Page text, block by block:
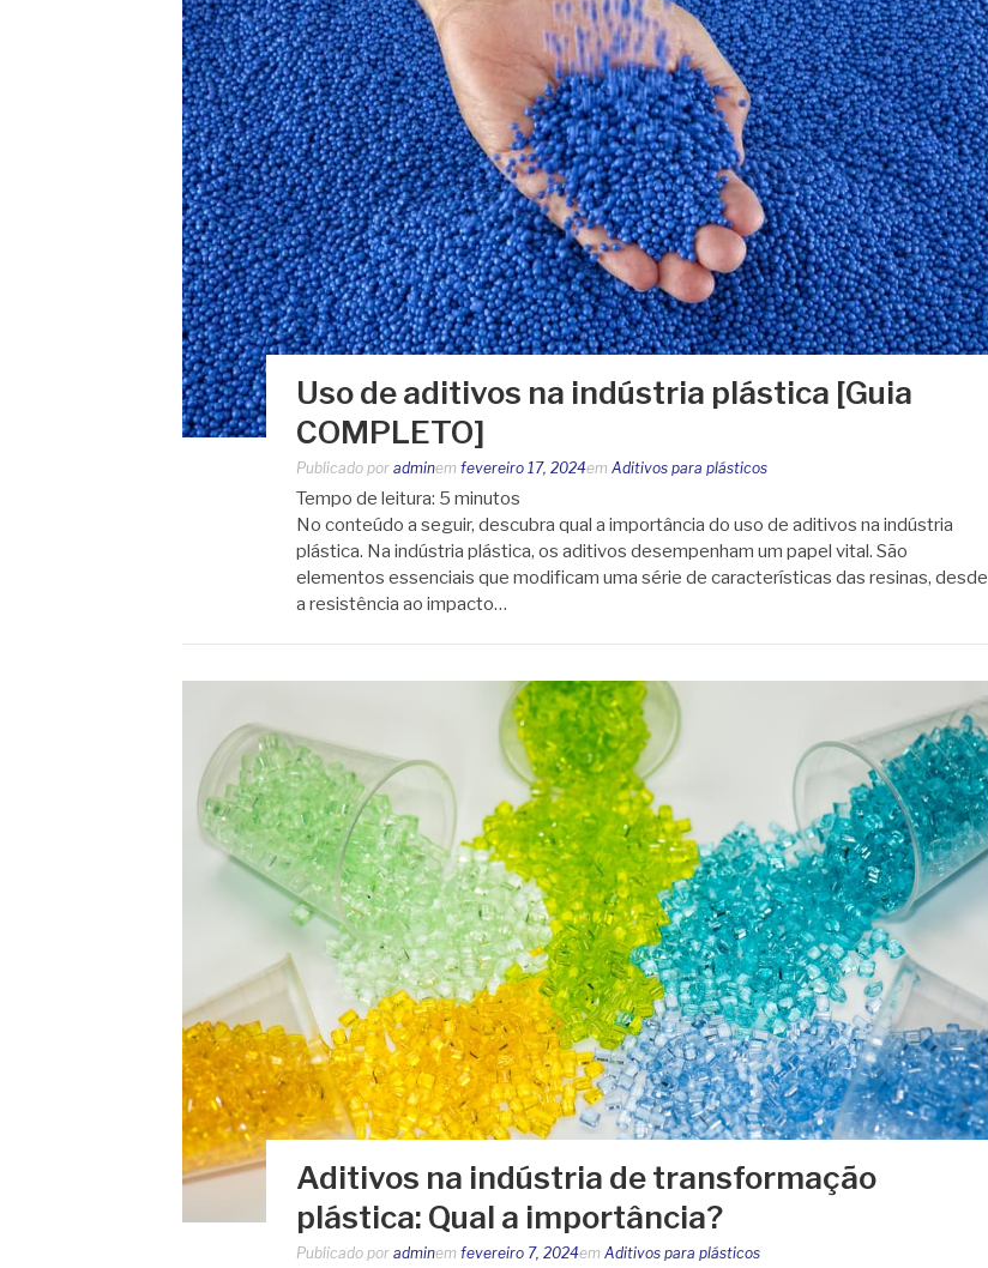
Uso de aditivos na indústria plástica [Guia
COMPLETO]
Publicado por adminem fevereiro 17, 2024em Aditivos para plásticos
Tempo de leitura: 5 minutos
No conteúdo a seguir, descubra qual a importância do uso de aditivos na indústria
plástica. Na indústria plástica, os aditivos desempenham um papel vital. São
elementos essenciais que modificam uma série de características das resinas, desde
a resistência ao impacto…
Aditivos na indústria de transformação
plástica: Qual a importância?
Publicado por adminem fevereiro 7, 2024em Aditivos para plásticos